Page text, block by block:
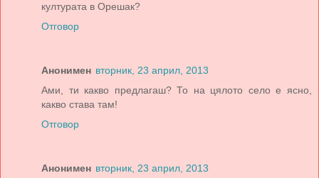
културата в Орешак?
Отговор
Анонимен вторник, 23 април, 2013
Ами, ти какво предлагаш? То на цялото село е ясно,
какво става там!
Отговор
Анонимен вторник, 23 април, 2013